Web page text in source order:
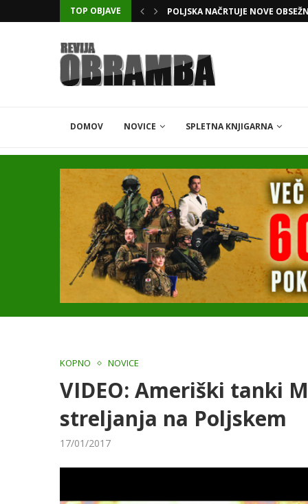
TOP OBJAVE KATARSKI DELNIČAR ZAPLETEL
DOMOV NOVICE SPLETNA KNJIGARNA
KOPNO NOVICE
VIDEO: Ameriški tanki
streljanja na Poljskem
17/01/2017